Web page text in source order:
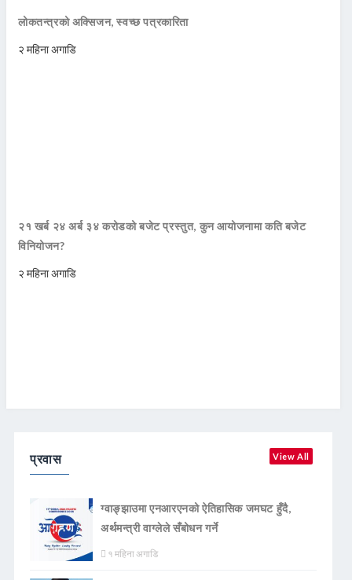
लोकतन्त्रको अक्सिजन, स्वच्छ पत्रकारिता
२ महिना अगाडि
२१ खर्ब २४ अर्ब ३४ करोडको बजेट प्रस्तुत, कुन आयोजनामा कति बजेट
विनियोजन?
२ महिना अगाडि
प्रवास View All
ग्वाङ्झाउमा एनआरएनको ऐतिहासिक जमघट हुँदै,
अर्थमन्त्री वाग्लेले सँबोधन गर्ने
१ महिना अगाडि